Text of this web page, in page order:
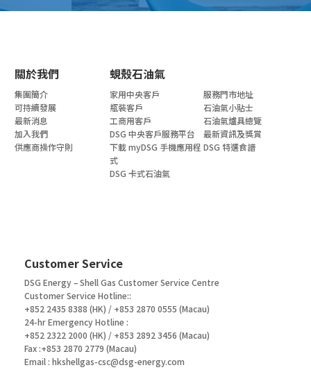
關於我們 蜆殼石油氣
集團簡介
可持續發展
最新消息
加入我們
供應商操作守則
家用中央客戶
瓶裝客戶
工商用客戶
DSG 中央客戶服務平台
下載 myDSG 手機應用程
式
DSG 卡式石油氣
服務門市地址
石油氣小貼士
石油氣爐具總覽
最新資訊及獎賞
DSG 特選食譜
Customer Service
DSG Energy – Shell Gas Customer Service Centre
Customer Service Hotline::
+852 2435 8388 (HK) / +853 2870 0555 (Macau)
24-hr Emergency Hotline :
+852 2322 2000 (HK) / +853 2892 3456 (Macau)
Fax :+853 2870 2779 (Macau)
Email : hkshellgas-csc@dsg-energy.com